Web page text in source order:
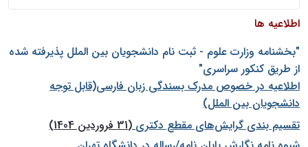
اطلاعیه ها
"بخشنامه وزارت علوم - ثبت نام دانشجويان بين الملل پذيرفته شده
از طريق كنكور سراسری"
اطلاعیه در خصوص مدرک بسندگی زبان فارسی(قابل توجه
دانشجویان بین الملل)
تقسیم بندی گرایش‌های مقطع دکتری(31 فروردین 1404)